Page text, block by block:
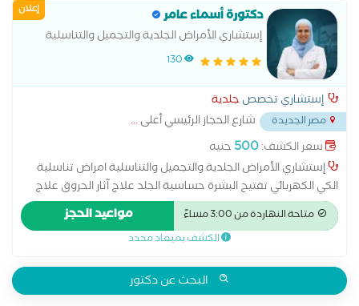
الخراج ،ازاله الكيس الدهني ، ازاله الاظافر ،ازاله الزوائد الجلديه ، ازاله
السنط والثالول-والديرما بن
إعلان دكتورة أسماء عامر
إستشاري الأمراض الجلدية والتجميل والتناسلية
130
إستشاري تخصص جلدية
مصر الجديدة شارع الحجاز الرئيسي أعلى...
سعر الكشف:500 جنيه
إستشاري الأمراض الجلدية والتجميل والتناسلية امراض تناسلية
الكي الكهربائي تفتيح البشرة حساسية الجلد علاج آثار الحروق علاج
الإكزيما علاج البشرة علاج التجاعيد علاج التصبغات الجلدية علاج
التينيا علاج الصدفية علاج الصلع علاج الصلع الوراثى علاج الطفح
الجلدي علاج الكَلَف علاج الكيس الدهني علاج النمش علاج سقوط
متاحة النهاردة من 3:00 مساءً مواعيد الحجز
الكشف بميعاد محدد
البحث عن دكتور